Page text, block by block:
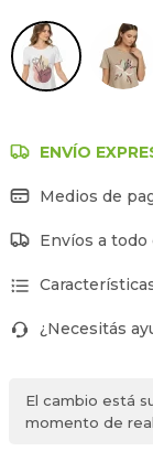
ENVÍO
Medios de
Envíos a todo
¿Necesitás
El cambio está
momento de